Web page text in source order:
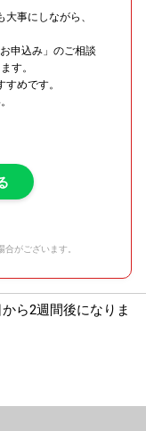
事にしながら、
申込み」のご相談
す。
めです。
がございます。
ら2週間後になりま